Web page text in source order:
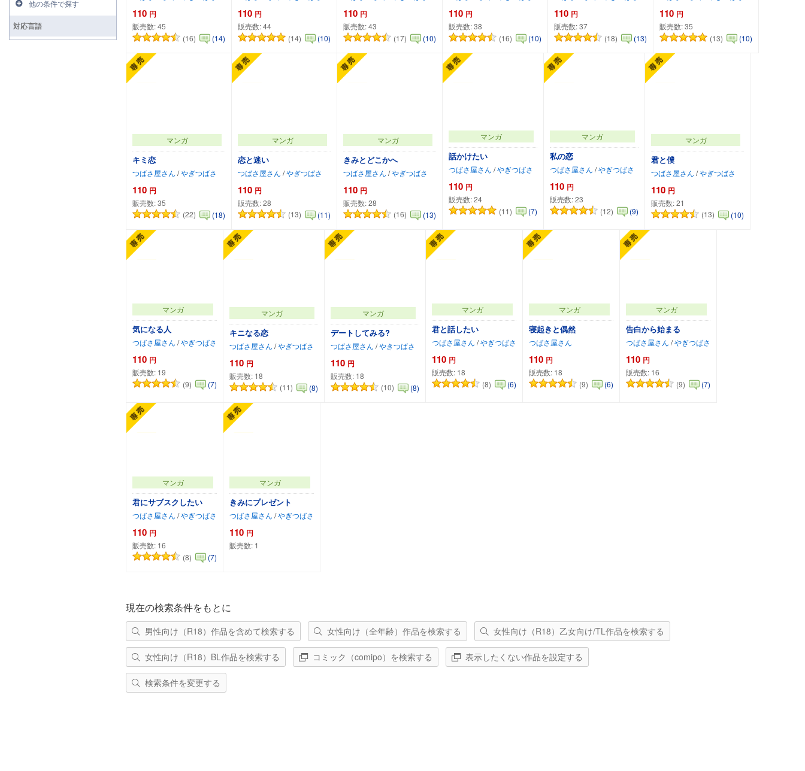
110 円
販売数:45
(16)
(14)
カートに追加
110 円
販売数:44
(14)
(10)
カートに追加
110 円
販売数:43
(17)
(10)
カートに追加
110 円
販売数:38
(16)
(10)
カートに追加
110 円
販売数:37
(18)
(13)
カートに追加
110 円
販売数:35
(13)
(10)
カートに追加
マンガ
キミ恋
つばさ屋さん /やぎつばさ
110 円
販売数:35
(22)
(18)
カートに追加
マンガ
恋と迷い
つばさ屋さん /やぎつばさ
110 円
販売数:28
(13)
(11)
カートに追加
マンガ
きみとどこかへ
つばさ屋さん /やぎつばさ
110 円
販売数:28
(16)
(13)
カートに追加
マンガ
話かけたい
つばさ屋さん /やぎつばさ
110 円
販売数:24
(11)
(7)
カートに追加
マンガ
私の恋
つばさ屋さん /やぎつばさ
110 円
販売数:23
(12)
(9)
カートに追加
マンガ
君と僕
つばさ屋さん /やぎつばさ
110 円
販売数:21
(13)
(10)
カートに追加
マンガ
気になる人
つばさ屋さん /やぎつばさ
110 円
販売数: 19
(9)
(7)
カートに追加
マンガ
キニなる恋
つばさ屋さん /やぎつばさ
110 円
販売数: 18
(11)
(8)
カートに追加
マンガ
デートしてみる?
つばさ屋さん /やきつばさ
110 円
販売数: 18
(10)
(8)
カートに追加
マンガ
君と話したい
つばさ屋さん /やぎつばさ
110 円
販売数: 18
(8)
(6)
カートに追加
マンガ
寝起きと偶然
つばさ屋さん
110 円
販売数: 18
(9)
(6)
カートに追加
マンガ
告白から始まる
つばさ屋さん /やぎつばさ
110 円
販売数: 16
(9)
(7)
カートに追加
マンガ
君にサブスクしたい
つばさ屋さん /やぎつばさ
110 円
販売数: 16
(8)
(7)
カートに追加
マンガ
きみにプレゼント
つばさ屋さん /やぎつばさ
110 円
販売数: 1
現在の検索条件をもとに
男性向け（R18）作品を含めて検索する 女性向け（全年齢）作品を検索する 女性向け（R18）乙女向け/TL作品を検索する
女性向け（R18）BL作品を検索する コミック（comipo）を検索する 表示したくない作品を設定する
検索条件を変更する
他の条件で探す
対応言語